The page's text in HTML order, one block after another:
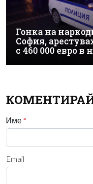
Гонка на
София,
с 460 000 евро в
Име *
Email